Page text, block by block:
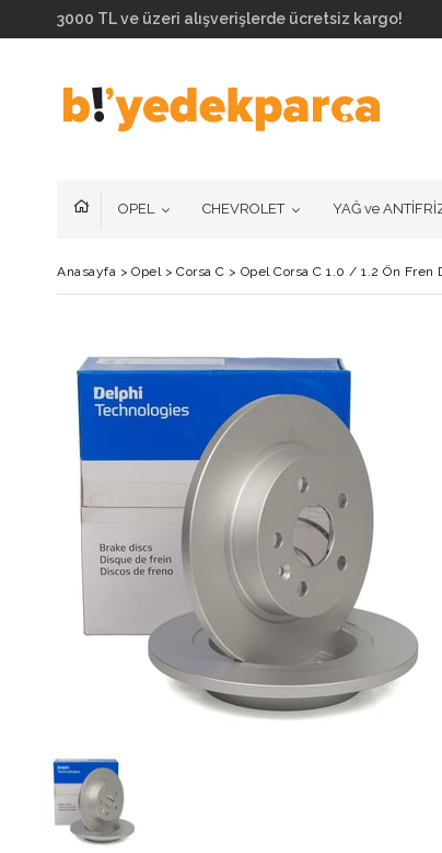
3000 TL ve üzeri alışverişlerde ücretsiz kargo!
OPEL CHEVROLET YAĞ ve
Anasayfa > Opel> Corsa C > Opel Corsa C 1.0 / 1.2 Ön Fren